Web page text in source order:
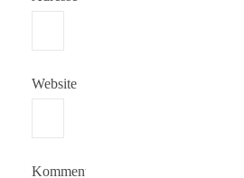
Website
Kommentar